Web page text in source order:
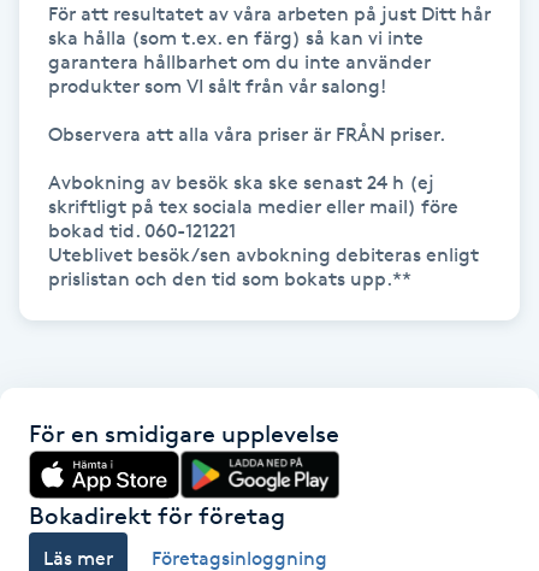
Hårbottenbehandling
Hårförlängning
Hårvård
Hälsa
Hälsprickor
IPL hårborttagning
För att resultatet av våra arbeten på just Ditt hår
ska hålla (som t.ex. en färg) så kan vi inte
garantera hållbarhet om du inte använder
produkter som VI sålt från vår salong!
Observera att alla våra priser är FRÅN priser.
Avbokning av besök ska ske senast 24 h (ej
skriftligt på tex sociala medier eller mail) före
bokad tid. 060-121221
Uteblivet besök/sen avbokning debiteras enligt
prislistan och den tid som bokats upp.**
För en smidigare upplevelse
Bokadirekt för företag
Läs mer Företagsinloggning